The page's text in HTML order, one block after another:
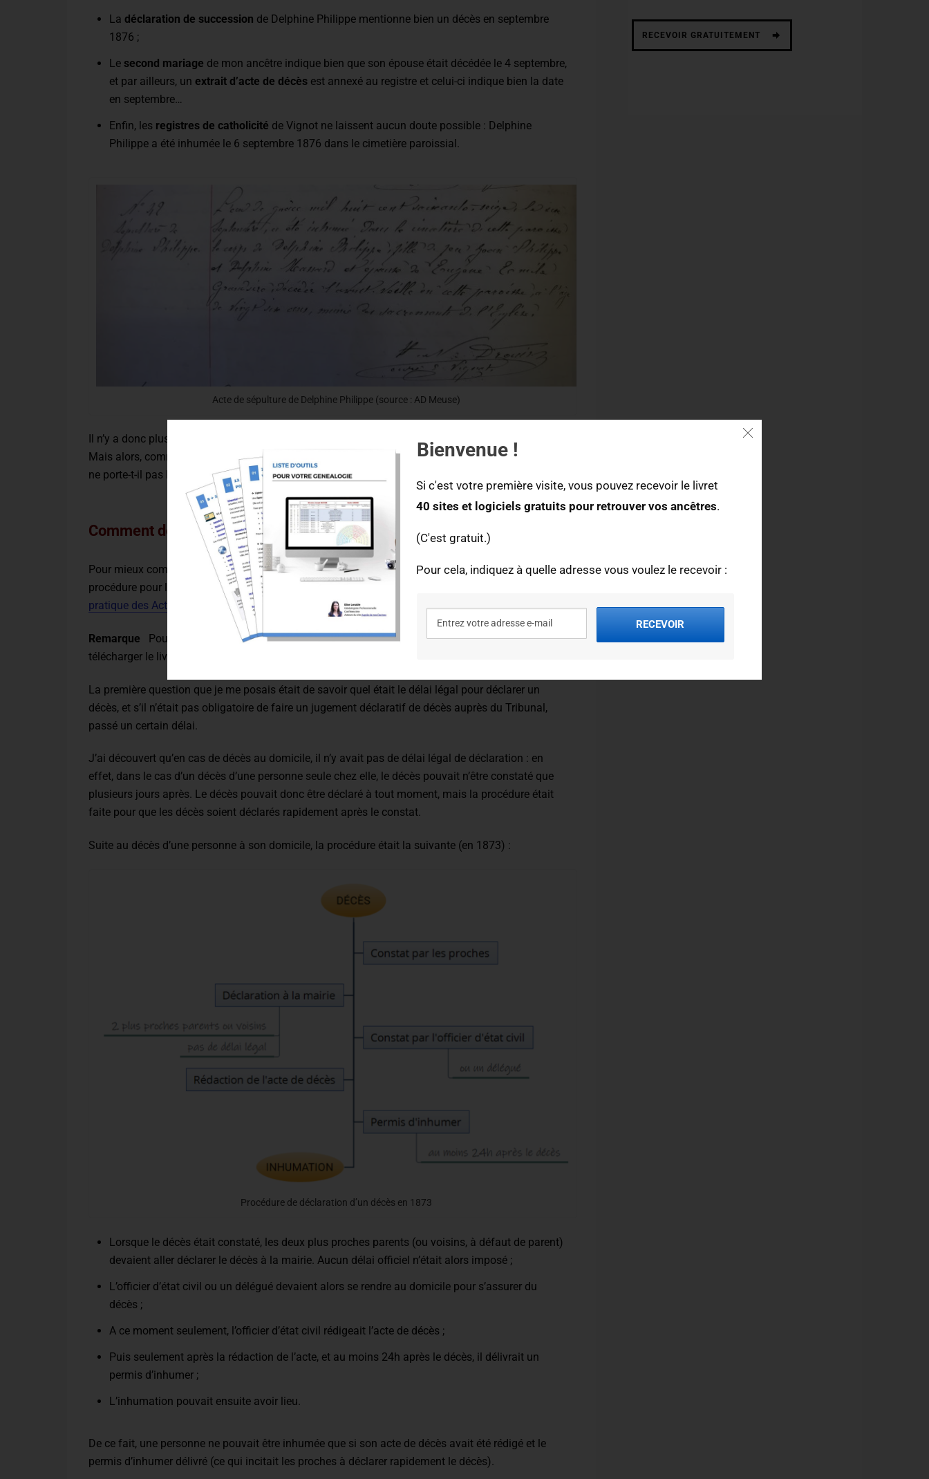
La déclaration de succession de Delphine Philippe mentionne bien un décès en septembre
1876 ;
Le second mariage de mon ancêtre indique bien que son épouse était décédée le 4 septembre,
et par ailleurs, un extrait d’acte de décès est annexé au registre et celui-ci indique bien la date
en septembre…
Enfin, les registres de catholicité de Vignot ne laissent aucun doute possible : Delphine
Philippe a été inhumée le 6 septembre 1876 dans le cimetière paroissial.
Acte de sépulture de Delphine Philippe (source : AD Meuse)
Il n’y a donc plus aucun doute possible : Delphine Philippe est bien décédée en septembre 1876.
Mais alors, comment se fait-il que son acte de décès n’ait été rédigé qu’en décembre ? Et pourquoi
ne porte-t-il pas la mention de la vraie date de décès ou d’une rectification ?
Comment déclarer un décès en 1876 ?
Pour mieux comprendre comment cette erreur a été possible, je me suis donc intéressée à la
procédure pour l’établissement des actes de décès. En m’aidant en particulier du
pratique des Actes de l’Etat Civil, publié en 1873, que l’on trouve sur Gallica.
Remarque Pour retrouver vos ancêtres et aller plus loin dans votre généalogie, vous pouvez aussi
télécharger le livret
La première question que je me posais était de savoir quel était le délai légal pour déclarer un
décès, et s’il n’était pas obligatoire de faire un jugement déclaratif de décès auprès du Tribunal,
passé un certain délai.
J’ai découvert qu’en cas de décès au domicile, il n’y avait pas de délai légal de déclaration : en
effet, dans le cas d’un décès d’une personne seule chez elle, le décès pouvait n’être constaté que
plusieurs jours après. Le décès pouvait donc être déclaré à tout moment, mais la procédure était
faite pour que les décès soient déclarés rapidement après le constat.
Suite au décès d’une personne à son domicile, la procédure était la suivante (en 1873) :
Procédure de déclaration d’un décès en 1873
Lorsque le décès était constaté, les deux plus proches parents (ou voisins, à défaut de parent)
devaient aller déclarer le décès à la mairie. Aucun délai officiel n’était alors imposé ;
L’officier d’état civil ou un délégué devaient alors se rendre au domicile pour s’assurer du
décès ;
A ce moment seulement, l’officier d’état civil rédigeait l’acte de décès ;
Puis seulement après la rédaction de l’acte, et au moins 24h après le décès, il délivrait un
permis d’inhumer ;
L’inhumation pouvait ensuite avoir lieu.
De ce fait, une personne ne pouvait être inhumée que si son acte de décès avait été rédigé et le
permis d’inhumer délivré (ce qui incitait les proches à déclarer rapidement le décès).
RECEVOIR GRATUITEMENT
Bienvenue !
Si c'est votre première visite, vous pouvez recevoir le livret
40 sites et logiciels gratuits pour retrouver vos ancêtres.
(C'est gratuit.)
Pour cela, indiquez à quelle adresse vous voulez le recevoir :
RECEVOIR